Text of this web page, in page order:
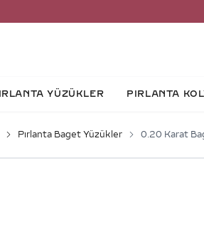
YÜZÜKLER PIRLANTA
Pırlanta Baget Yüzükler 0.20 Karat